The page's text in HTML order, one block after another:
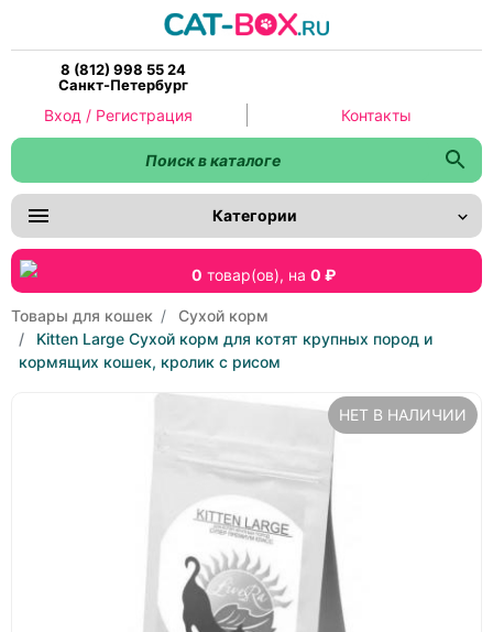
8 (812) 998 55 24
Санкт-Петербург
0 товар(ов), на 0 ₽
Категории
Вход / Регистрация Контакты
Товары для кошек
Сухой корм
Kitten Large Сухой корм для котят крупных пород и
кормящих кошек, кролик с рисом
НЕТ В НАЛИЧИИ